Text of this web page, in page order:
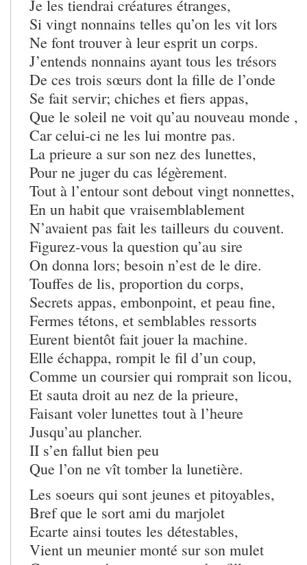
Je les tiendrai créatures étranges,
Si vingt nonnains telles qu’on les vit lors
Ne font trouver à leur esprit un corps.
J’entends nonnains ayant tous les trésors
De ces trois sœurs dont la fille de l’onde
Se fait servir; chiches et fiers appas,
Que le soleil ne voit qu’au nouveau monde ,
Car celui-ci ne les lui montre pas.
La prieure a sur son nez des lunettes,
Pour ne juger du cas légèrement.
Tout à l’entour sont debout vingt nonnettes,
En un habit que vraisemblablement
N’avaient pas fait les tailleurs du couvent.
Figurez-vous la question qu’au sire
On donna lors; besoin n’est de le dire.
Touffes de lis, proportion du corps,
Secrets appas, embonpoint, et peau fine,
Fermes tétons, et semblables ressorts
Eurent bientôt fait jouer la machine.
Elle échappa, rompit le fil d’un coup,
Comme un coursier qui romprait son licou,
Et sauta droit au nez de la prieure,
Faisant voler lunettes tout à l’heure
Jusqu’au plancher.
II s’en fallut bien peu
Que l’on ne vît tomber la lunetière.
Les soeurs qui sont jeunes et pitoyables,
Bref que le sort ami du marjolet
Ecarte ainsi toutes les détestables,
Vient un meunier monté sur son mulet